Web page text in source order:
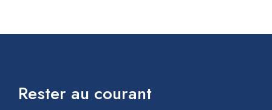
Rester au courant